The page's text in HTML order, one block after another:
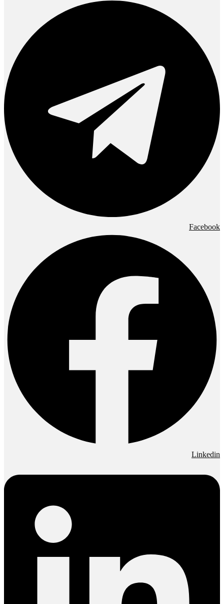
Facebook
Linkedin